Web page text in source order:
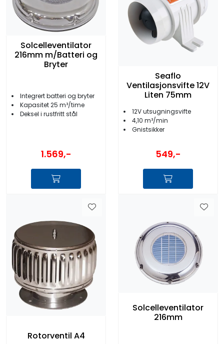
Solcelleventilator
216mm m/Batteri og
Bryter
Integrert batteri og bryter
Kapasitet 25 m³/time
Deksel i rustfritt stål
1.569,-
Seaflo
Ventilasjonsvifte 12V
Liten 75mm
12V utsugningsvifte
4,10 m³/min
Gnistsikker
549,-
Rotorventil A4
Solcelleventilator
216mm